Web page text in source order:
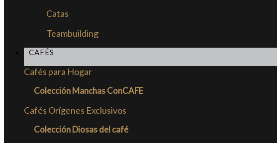
Catas
Teambuilding
CAFÉS
Cafés para Hogar
Colección Manchas ConCAFE
Cafés Orígenes Exclusivos
Colección Diosas del café